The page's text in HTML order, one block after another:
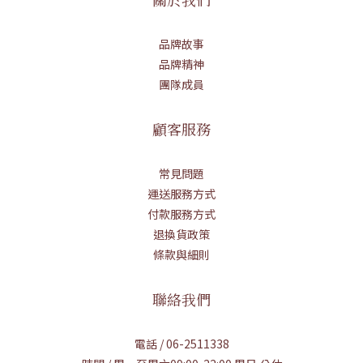
品牌故事
品牌精神
團隊成員
顧客服務
常見問題
運送服務方式
付款服務方式
退換貨政策
條款與細則
聯絡我們
電話 / 06-2511338